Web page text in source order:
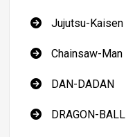
Jujutsu-Kaisen
Chainsaw-Man
DAN-DADAN
DRAGON-BALL